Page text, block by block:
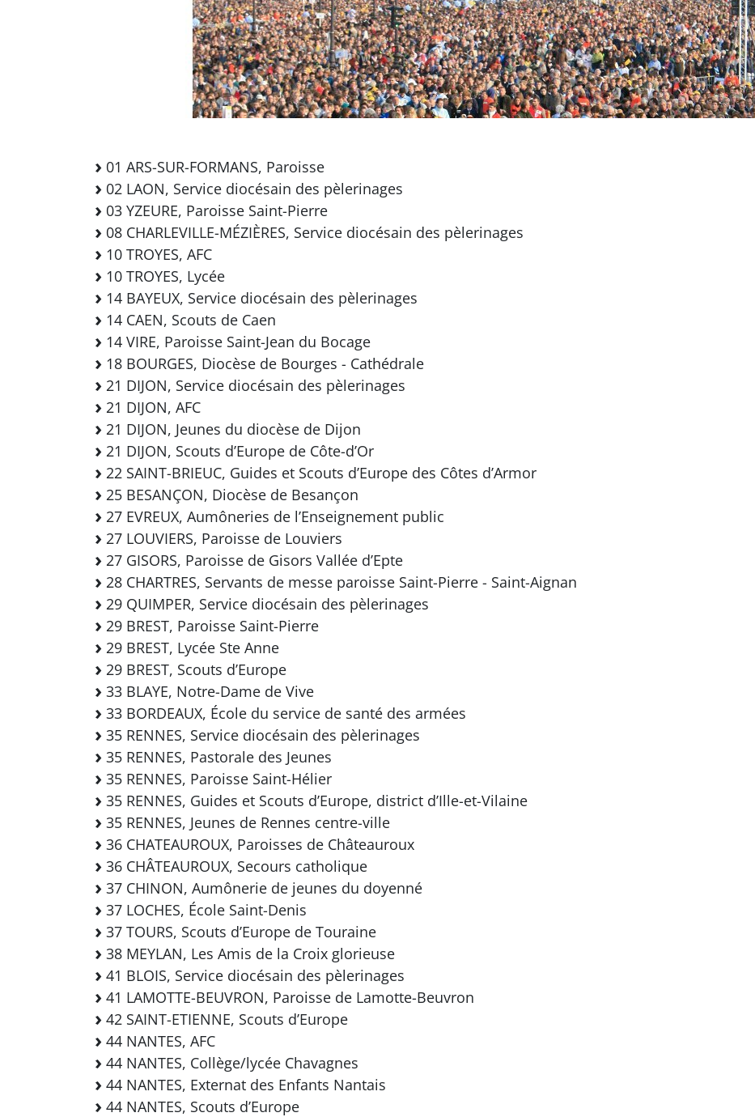
01 ARS-SUR-FORMANS, Paroisse
02 LAON, Service diocésain des pèlerinages
03 YZEURE, Paroisse Saint-Pierre
08 CHARLEVILLE-MÉZIÈRES, Service diocésain des pèlerinages
10 TROYES, AFC
10 TROYES, Lycée
14 BAYEUX, Service diocésain des pèlerinages
14 CAEN, Scouts de Caen
14 VIRE, Paroisse Saint-Jean du Bocage
18 BOURGES, Diocèse de Bourges - Cathédrale
21 DIJON, Service diocésain des pèlerinages
21 DIJON, AFC
21 DIJON, Jeunes du diocèse de Dijon
21 DIJON, Scouts d’Europe de Côte-d’Or
22 SAINT-BRIEUC, Guides et Scouts d’Europe des Côtes d’Armor
25 BESANÇON, Diocèse de Besançon
27 EVREUX, Aumôneries de l’Enseignement public
27 LOUVIERS, Paroisse de Louviers
27 GISORS, Paroisse de Gisors Vallée d’Epte
28 CHARTRES, Servants de messe paroisse Saint-Pierre - Saint-Aignan
29 QUIMPER, Service diocésain des pèlerinages
29 BREST, Paroisse Saint-Pierre
29 BREST, Lycée Ste Anne
29 BREST, Scouts d’Europe
33 BLAYE, Notre-Dame de Vive
33 BORDEAUX, École du service de santé des armées
35 RENNES, Service diocésain des pèlerinages
35 RENNES, Pastorale des Jeunes
35 RENNES, Paroisse Saint-Hélier
35 RENNES, Guides et Scouts d’Europe, district d’Ille-et-Vilaine
35 RENNES, Jeunes de Rennes centre-ville
36 CHATEAUROUX, Paroisses de Châteauroux
36 CHÂTEAUROUX, Secours catholique
37 CHINON, Aumônerie de jeunes du doyenné
37 LOCHES, École Saint-Denis
37 TOURS, Scouts d’Europe de Touraine
38 MEYLAN, Les Amis de la Croix glorieuse
41 BLOIS, Service diocésain des pèlerinages
41 LAMOTTE-BEUVRON, Paroisse de Lamotte-Beuvron
42 SAINT-ETIENNE, Scouts d’Europe
44 NANTES, AFC
44 NANTES, Collège/lycée Chavagnes
44 NANTES, Externat des Enfants Nantais
44 NANTES, Scouts d’Europe